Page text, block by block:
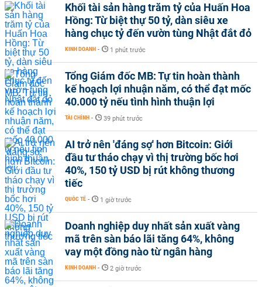
Khối tài sản hàng trăm tỷ của Huấn Hoa
Hồng: Từ biệt thự 50 tỷ, dàn siêu xe
hàng chục tỷ đến vườn tùng Nhật đắt đỏ
KINH DOANH - 1 phút trước
Tổng Giám đốc MB: Tự tin hoàn thành
kế hoạch lợi nhuận năm, có thể đạt mốc
40.000 tỷ nếu tình hình thuận lợi
TÀI CHÍNH - 39 phút trước
AI trở nên 'đáng sợ' hơn Bitcoin: Giới
đầu tư tháo chạy vì thị trường bốc hơi
40%, 150 tỷ USD bị rút không thương
tiếc
QUỐC TẾ - 1 giờ trước
Doanh nghiệp duy nhất sản xuất vàng
mã trên sàn báo lãi tăng 64%, không
vay một đồng nào từ ngân hàng
KINH DOANH - 2 giờ trước